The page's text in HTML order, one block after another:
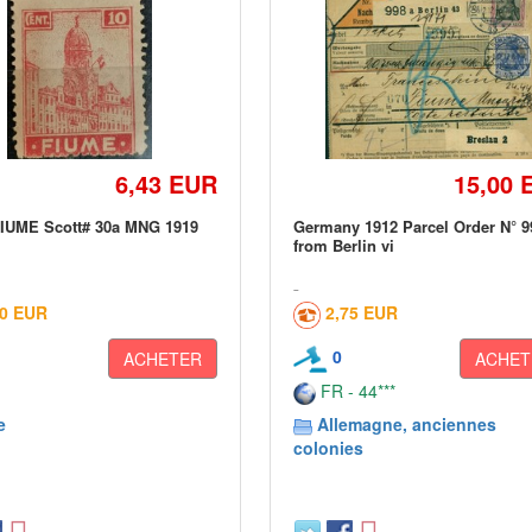
6,43 EUR
Scott# 30a MNG 1919
EUR
ACHETER
15,00
Germany 1912 Parcel Order N°
from Berlin vi
2,75 EUR
0
FR - 44***
Allemagne, anciennes
colonies